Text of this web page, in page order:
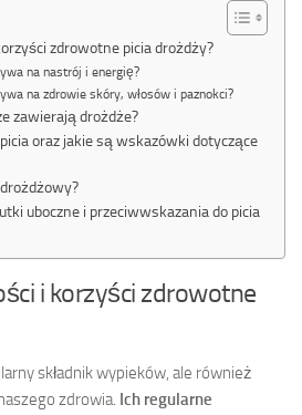
zdrowotne picia drożdży?
na nastrój i energię?
na zdrowie skóry, włosów i paznokci?
zawierają drożdże?
oraz jakie są wskazówki dotyczące
uboczne i przeciwwskazania do picia
i korzyści zdrowotne
składnik wypieków, ale również
zdrowia. Ich regularne